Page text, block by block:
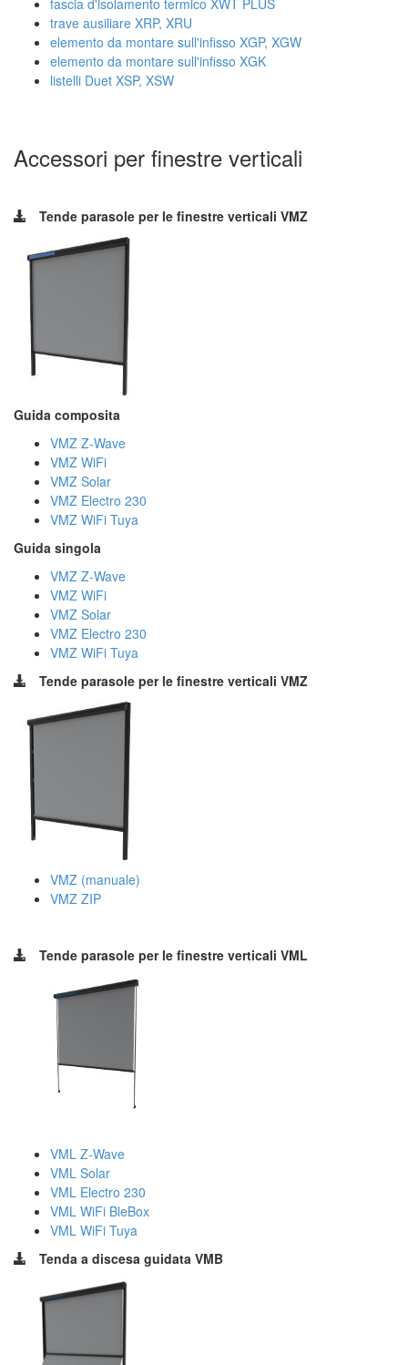
fascia d'isolamento termico XWT PLUS
trave ausiliare XRP, XRU
elemento da montare sull'infisso XGP, XGW
elemento da montare sull'infisso XGK
listelli Duet XSP, XSW
Accessori per finestre verticali
Tende parasole per le finestre verticali VMZ
Guida composita
VMZ Z-Wave
VMZ WiFi
VMZ Solar
VMZ Electro 230
VMZ WiFi Tuya
Guida singola
VMZ Z-Wave
VMZ WiFi
VMZ Solar
VMZ Electro 230
VMZ WiFi Tuya
Tende parasole per le finestre verticali VMZ
VMZ (manuale)
VMZ ZIP
Tende parasole per le finestre verticali VML
VML Z-Wave
VML Solar
VML Electro 230
VML WiFi BleBox
VML WiFi Tuya
Tenda a discesa guidata VMB